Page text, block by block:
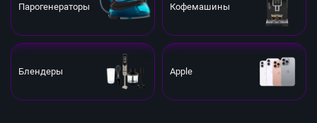
Парогенераторы Кофемашины
Блендеры Apple